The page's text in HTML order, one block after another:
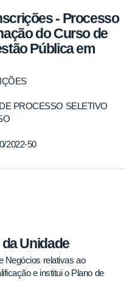
- Processo
do Curso de
Pública em
PROCESSO SELETIVO
2022-50
Unidade
Negócios relativas ao
e institui o Plano de